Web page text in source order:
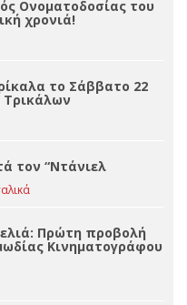
Ονοματοδοσίας του
χρονιά!
το Σάββατο 22
τον “Ντάνιελ